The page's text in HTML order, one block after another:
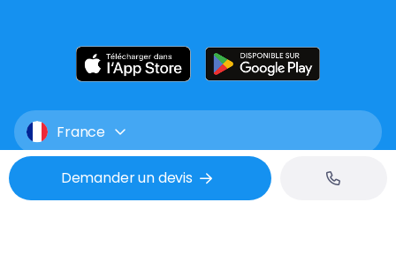
Demander un devis
France
Mentions légales